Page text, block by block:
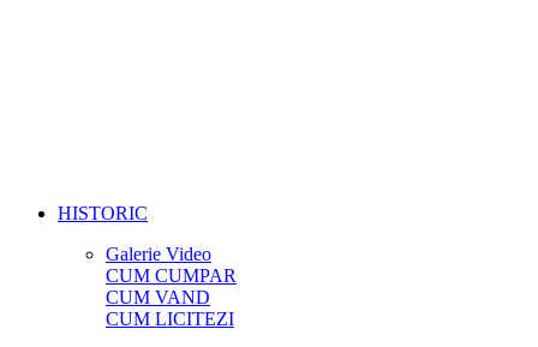
HISTORIC
Galerie Video
CUM CUMPAR
CUM VAND
CUM LICITEZI